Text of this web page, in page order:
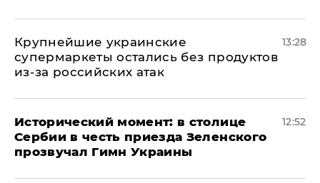
Крупнейшие украинские
супермаркеты остались без продуктов
из-за российских атак
13:28
Исторический момент: в столице
Сербии в честь приезда Зеленского
прозвучал Гимн Украины
12:52